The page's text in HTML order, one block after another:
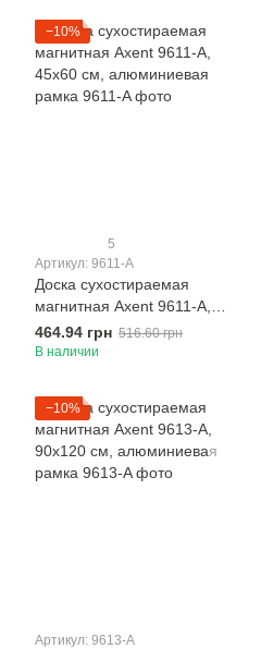
−10%
5
Артикул: 9611-A
Доска сухостираемая
магнитная Axent 9611-A,
45x60 см, алюминиевая
рамка
464.94 грн 516.60 грн
В наличии
−10%
Артикул: 9613-A